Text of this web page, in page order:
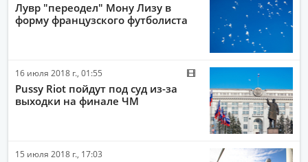
Лувр "переодел" Мону Лизу в
форму французского футболиста
16 июля 2018 г., 01:55
Pussy Riot пойдут под суд из-за
выходки на финале ЧМ
15 июля 2018 г., 17:03